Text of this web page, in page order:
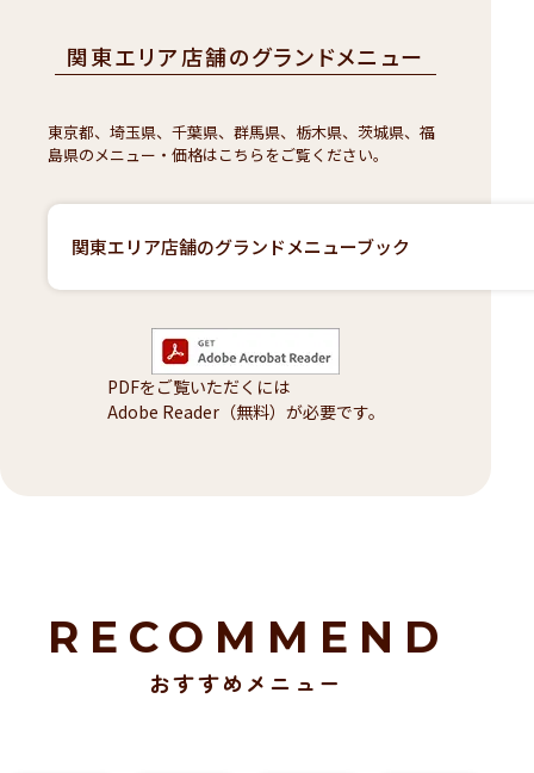
関東エリア店舗のグランドメニュー
東京都、埼玉県、千葉県、群馬県、栃木県、茨城県、福
島県のメニュー・価格はこちらをご覧ください。
関東エリア店舗のグランドメニューブック
PDFをご覧いただくには
Adobe Reader（無料）が必要です。
RECOMMEND
おすすめメニュー